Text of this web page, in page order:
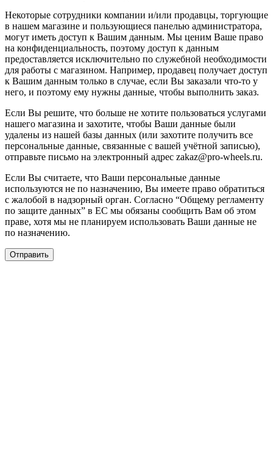
Некоторые сотрудники компании и/или продавцы, торгующие
в нашем магазине и пользующиеся панелью администратора,
могут иметь доступ к Вашим данным. Мы ценим Ваше право
на конфиденциальность, поэтому доступ к данным
предоставляется исключительно по служебной необходимости
для работы с магазином. Например, продавец получает доступ
к Вашим данным только в случае, если Вы заказали что-то у
него, и поэтому ему нужны данные, чтобы выполнить заказ.
Если Вы решите, что больше не хотите пользоваться услугами
нашего магазина и захотите, чтобы Ваши данные были
удалены из нашей базы данных (или захотите получить все
персональные данные, связанные с вашей учётной записью),
отправьте письмо на электронный адрес zakaz@pro-wheels.ru.
Если Вы считаете, что Ваши персональные данные
используются не по назначению, Вы имеете право обратиться
с жалобой в надзорный орган. Согласно “Общему регламенту
по защите данных” в ЕС мы обязаны сообщить Вам об этом
праве, хотя мы не планируем использовать Ваши данные не
по назначению.
Отправить